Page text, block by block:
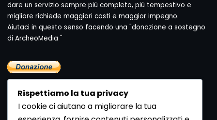
dare un servizio sempre più completo, più tempestivo e
migliore richiede maggiori costi e maggior impegno.
Aiutaci in questo senso facendo una "donazione a sostegno
di ArcheoMedia "
Rispettiamo la tua privacy
I cookie ci aiutano a migliorare la tua